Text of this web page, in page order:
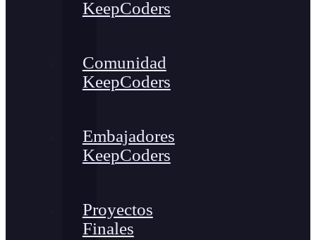
KeepCoders
Comunidad
KeepCoders
Embajadores
KeepCoders
Proyectos
Finales